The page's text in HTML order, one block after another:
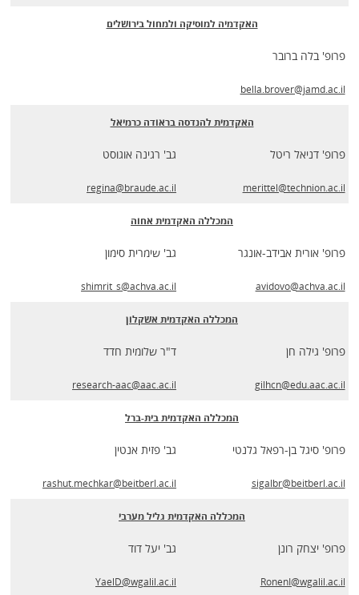
האקדמיה למוסיקה ולמחול בירושלים
פרופ' בלה ברובר
bella.brover@jamd.ac.il
האקדמית להנדסה בראודה כרמיאל
פרופ' דניאל ריטל
merittel@technion.ac.il
גב' רגינה אוגוסט
regina@braude.ac.il
המכללה האקדמית אחוה
פרופ' אורית אבידב-אונגר
avidovo@achva.ac.il
גב' שימרית סימון
shimrit_s@achva.ac.il
המכללה האקדמית אשקלון
פרופ' גילה חן
gilhcn@edu.aac.ac.il
ד"ר שלומית חדד
research-aac@aac.ac.il
המכללה האקדמית בית-ברל
פרופ' סיגל בן-רפאל גלנטי
sigalbr@beitberl.ac.il
גב' פזית אנטין
rashut.mechkar@beitberl.ac.il
המכללה האקדמית גליל מערבי
פרופ' יצחק רונן
RonenI@wgalil.ac.il
גב' יעל דוד
YaelD@wgalil.ac.il